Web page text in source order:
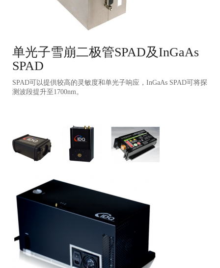
单光子雪崩二极管SPAD及InGaAs
SPAD
SPAD可以提供较高的灵敏度和单光子响应，InGaAs SPAD可将探
测波段提升至1700nm。